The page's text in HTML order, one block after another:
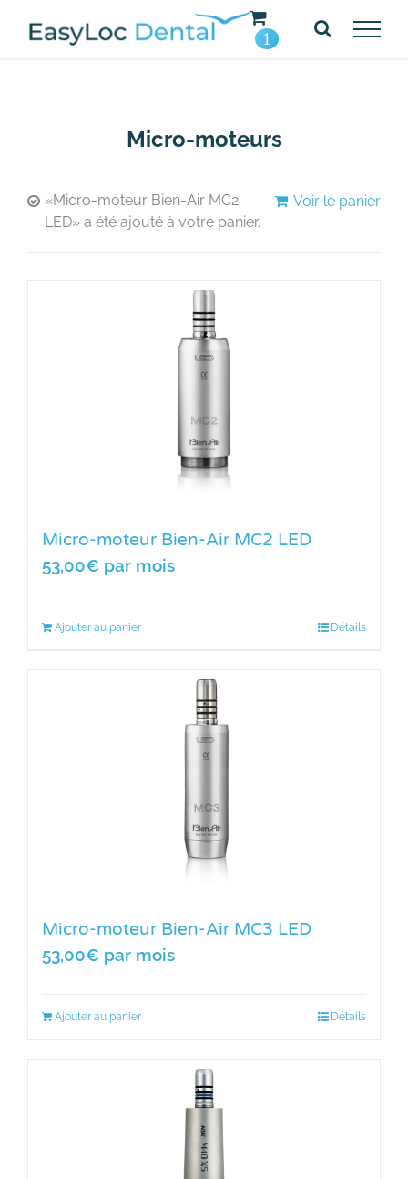
1
Micro-moteurs
Voir le panier
«Micro-moteur Bien-Air MC2
LED» a été ajouté à votre panier.
Micro-moteur Bien-Air MC2 LED
53,00€ par mois
Ajouter au panier Détails
Micro-moteur Bien-Air MC3 LED
53,00€ par mois
Ajouter au panier Détails